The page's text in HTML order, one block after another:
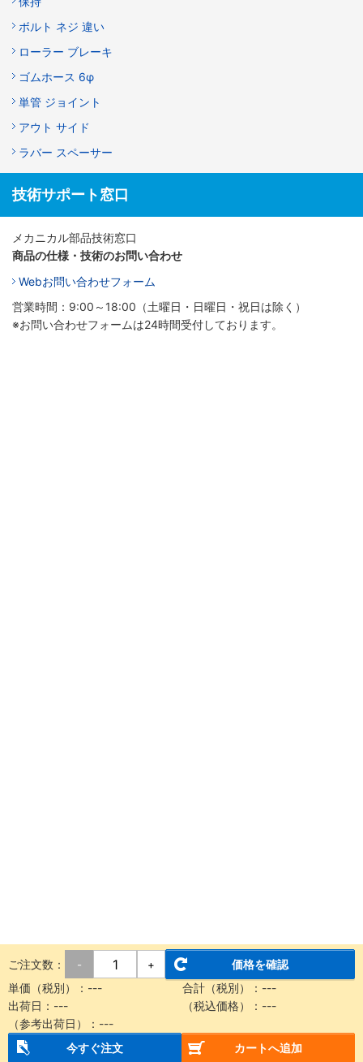
ボルト ネジ 違い
ローラー ブレーキ
ゴムホース 6φ
単管 ジョイント
アウト サイド
ラバー スペーサー
技術サポート窓口
メカニカル部品技術窓口
商品の仕様・技術のお問い合わせ
Webお問い合わせフォーム
営業時間：9:00～18:00（土曜日・日曜日・祝日は除く）
※お問い合わせフォームは24時間受付しております。
ご注文数： - +
価格を確認
単価（税別）： --- 合計（税別）： ---
出荷日： --- （税込価格）： ---
（参考出荷日）： ---
今すぐ注文
カートへ追加